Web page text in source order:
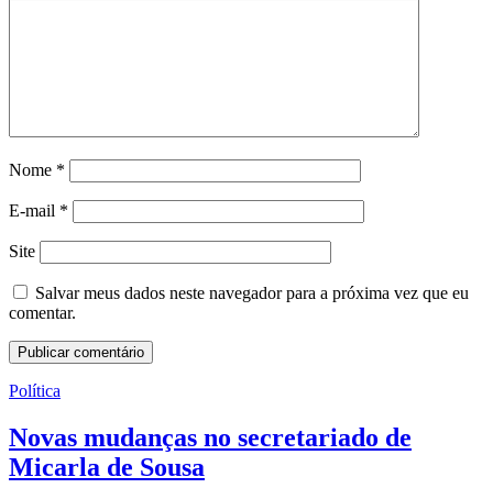
Nome *
E-mail *
Site
Salvar meus dados neste navegador para a próxima vez que eu
comentar.
Política
Novas mudanças no secretariado de
Micarla de Sousa